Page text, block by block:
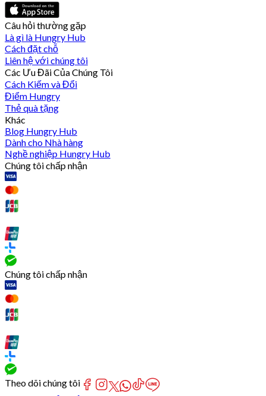
Câu hỏi thường gặp
Là gì là Hungry Hub
Cách đặt chỗ
Liên hệ với chúng tôi
Các Ưu Đãi Của Chúng Tôi
Cách Kiếm và Đổi
Điểm Hungry
Thẻ quà tặng
Khác
Blog Hungry Hub
Dành cho Nhà hàng
Nghề nghiệp Hungry Hub
Chúng tôi chấp nhận
Chúng tôi chấp nhận
Theo dõi chúng tôi